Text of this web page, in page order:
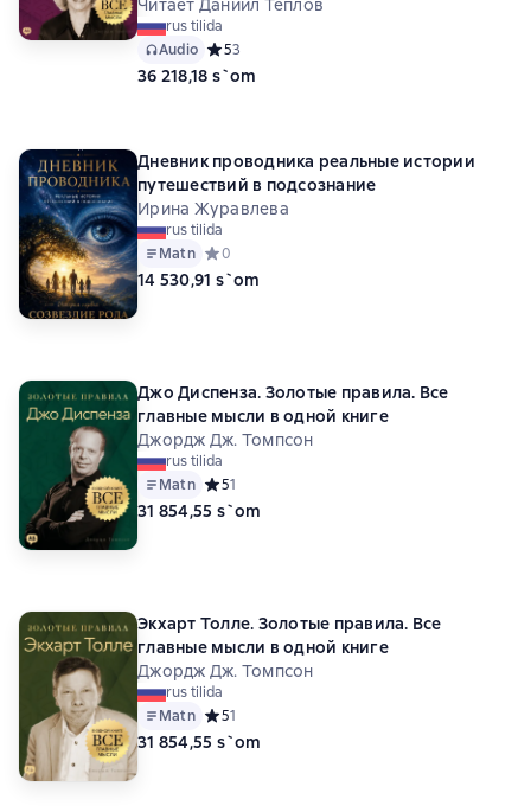
Читает Даниил Теплов
rus tilida
Audio Средний рейтинг 5 на основе 3 оценок
53
36 218,18 s`om
Дневник проводника реальные истории
путешествий в подсознание
Ирина Журавлева
rus tilida
Matn Средний рейтинг 0 на основе 0 оценок
0
14 530,91 s`om
Джо Диспенза. Золотые правила. Все
главные мысли в одной книге
Джордж Дж. Томпсон
rus tilida
Matn Средний рейтинг 5 на основе 1 оценок
51
31 854,55 s`om
Экхарт Толле. Золотые правила. Все
главные мысли в одной книге
Джордж Дж. Томпсон
rus tilida
Matn Средний рейтинг 5 на основе 1 оценок
51
31 854,55 s`om